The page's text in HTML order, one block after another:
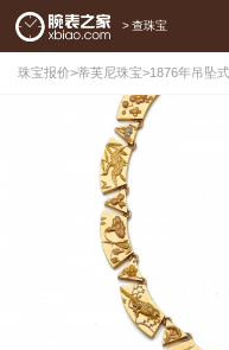
> 查珠宝
珠宝报价>蒂芙尼珠宝>1876年吊坠